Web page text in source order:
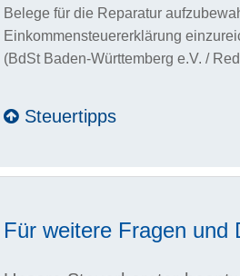
Belege für die Reparatur
Einkommensteuererklärung
(BdSt Baden-Württemberg e.V. /
Steuertipps
Für weitere Fragen und